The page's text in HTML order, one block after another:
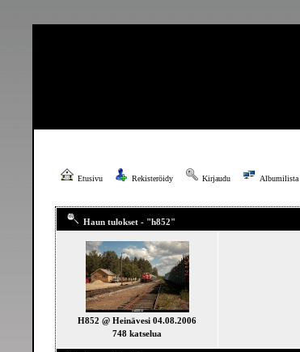
Etusivu Rekisteröidy Kirjaudu Albumilista
Haun tulokset - "h852"
H852 @ Heinävesi 04.08.2006
748 katselua